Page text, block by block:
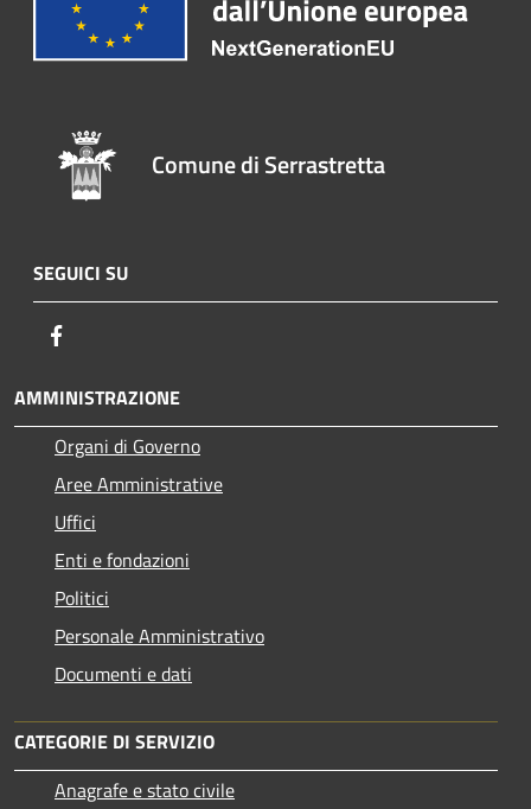
Comune di Serrastretta
SEGUICI SU
AMMINISTRAZIONE
Organi di Governo
Aree Amministrative
Uffici
Enti e fondazioni
Politici
Personale Amministrativo
Documenti e dati
CATEGORIE DI SERVIZIO
Anagrafe e stato civile